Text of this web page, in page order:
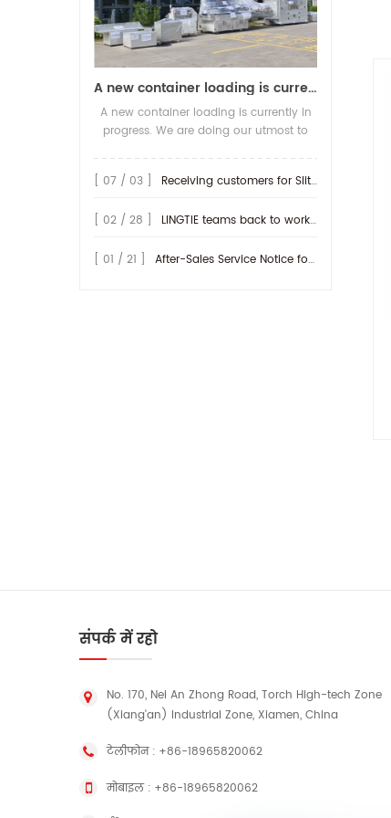
A new container loading is currently in progress.
A new container loading is currently in
progress. We are doing our utmost to
earliest possible time.
[ 07 / 03 ] Receiving customers for Slitting machine with differential Slip Shaft
[ 02 / 28 ] LINGTIE teams back to work at Feb.25th.
[ 01 / 21 ] After-Sales Service Notice for Turkey Region
संपर्क में रहो
No. 170, Nei An Zhong Road, Torch High-tech Zone
(Xiang'an) Industrial Zone, Xiamen, China
टेलीफोन : +86-18965820062
मोबाइल : +86-18965820062